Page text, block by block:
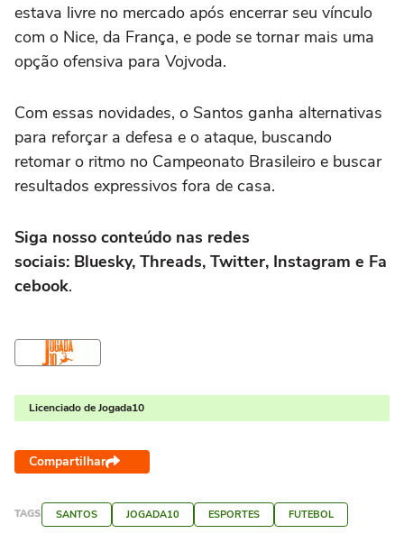
estava livre no mercado após encerrar seu vínculo
com o Nice, da França, e pode se tornar mais uma
opção ofensiva para Vojvoda.
Com essas novidades, o Santos ganha alternativas
para reforçar a defesa e o ataque, buscando
retomar o ritmo no Campeonato Brasileiro e buscar
resultados expressivos fora de casa.
Siga nosso conteúdo nas redes
sociais: Bluesky, Threads, Twitter, Instagram e Fa
cebook.
Licenciado de Jogada10
Compartilhar
TAGS SANTOS JOGADA10 ESPORTES FUTEBOL